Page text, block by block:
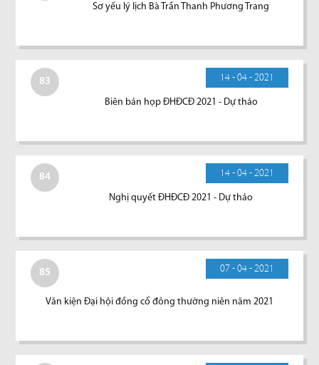
Sơ yếu lý lịch Bà Trần Thanh Phương Trang
83 14 - 04 - 2021
Biên bản họp ĐHĐCĐ 2021 - Dự thảo
84 14 - 04 - 2021
Nghị quyết ĐHĐCĐ 2021 - Dự thảo
85 07 - 04 - 2021
Văn kiện Đại hội đồng cổ đông thường niên năm 2021